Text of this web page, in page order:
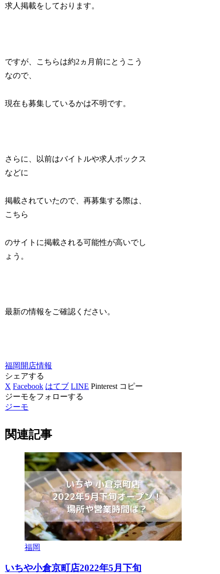
求人掲載をしております。
ですが、こちらは約2ヵ月前にとうこう
なので、
現在も募集しているかは不明です。
さらに、以前はバイトルや求人ボックス
などに
掲載されていたので、再募集する際は、
こちら
のサイトに掲載される可能性が高いでし
ょう。
最新の情報をご確認ください。
福岡 開店情報
シェアする
X Facebook はてブ LINE Pinterest コピー
ジーモをフォローする
ジーモ
関連記事
福岡
いちや小倉京町店2022年5月下旬